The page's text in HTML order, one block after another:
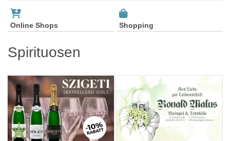
Online Shops Shopping
Spirituosen